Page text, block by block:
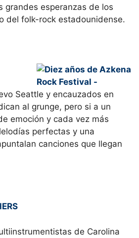
grandes esperanzas de los
del folk-rock estadounidense.
Seattle y encauzados en
al grunge, pero si a un
emoción y cada vez más
perfectas y una
canciones que llegan
de Carolina